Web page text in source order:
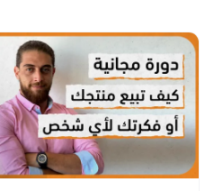
متعددة، بما في ذلك